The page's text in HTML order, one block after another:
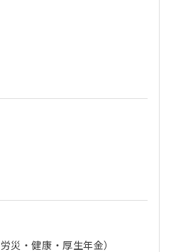
災・健康・厚生年金）